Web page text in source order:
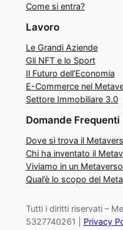
Come si entra?
Lavoro
Le Grandi Aziende
Gli NFT e lo Sport
Il Futuro dell’Economia
E-Commerce nel
Settore Immobiliare 3.0
Domande Frequenti
Dove si trova il
Chi ha inventato il
Viviamo in un
Qual’è lo scopo del
Tutti i diritti riservati –
5327740261 | Privacy